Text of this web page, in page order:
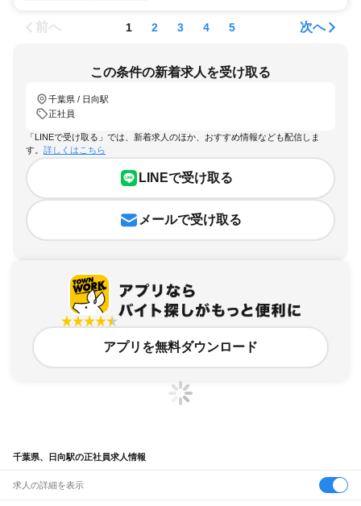
前へ 1 2 3 4 5 次へ
この条件の新着求人を受け取る
千葉県 / 日向駅
正社員
「LINEで受け取る」では、新着求人のほか、おすすめ情報なども配信しま
す。 詳しくはこちら
LINEで受け取る
メールで受け取る
アプリを無料ダウンロード
千葉県、日向駅の正社員求人情報
求人の詳細を表示